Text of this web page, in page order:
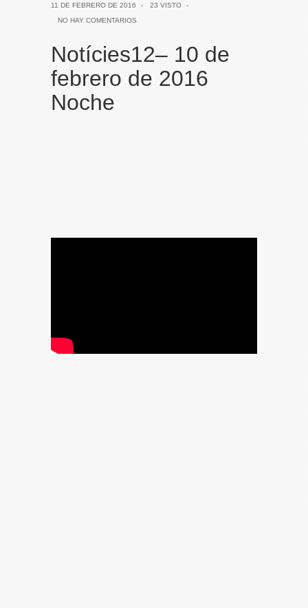
11 DE FEBRERO DE 2016 - 23 VISTO
-
NO HAY COMENTARIOS
Notícies12– 10 de
febrero de 2016
Noche